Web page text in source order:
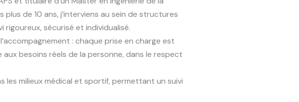
de 10 ans, j’interviens au sein de structures
sécurisé et individualisé.
: chaque prise en charge est
besoins réels de la personne, dans le respect
les milieux médical et sportif, permettant un suivi